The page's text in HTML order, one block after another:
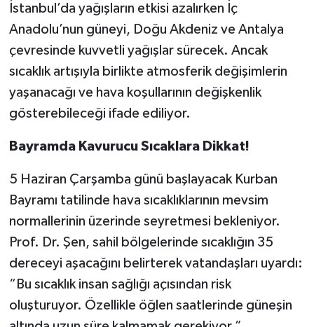
İstanbul’da yağışların etkisi azalırken İç
Anadolu’nun güneyi, Doğu Akdeniz ve Antalya
çevresinde kuvvetli yağışlar sürecek. Ancak
sıcaklık artışıyla birlikte atmosferik değişimlerin
yaşanacağı ve hava koşullarının değişkenlik
gösterebileceği ifade ediliyor.
Bayramda Kavurucu Sıcaklara Dikkat!
5 Haziran Çarşamba günü başlayacak Kurban
Bayramı tatilinde hava sıcaklıklarının mevsim
normallerinin üzerinde seyretmesi bekleniyor.
Prof. Dr. Şen, sahil bölgelerinde sıcaklığın 35
dereceyi aşacağını belirterek vatandaşları uyardı:
“Bu sıcaklık insan sağlığı açısından risk
oluşturuyor. Özellikle öğlen saatlerinde güneşin